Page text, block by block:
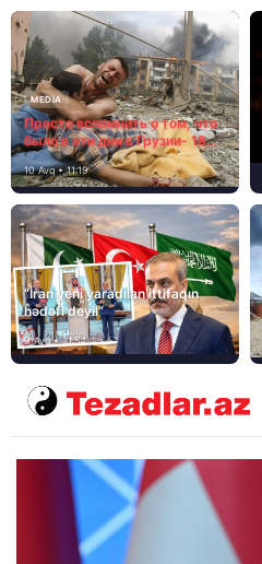
MEDİA
Просто вспомнить о том, что
было в эти дни в Грузии- 18
лет назад, 8 августа 2008
года…
10 Avq • 11:19
“İran yeni yaradılan ittifaqın
hədəfi deyil”
9 Avq • 21:54